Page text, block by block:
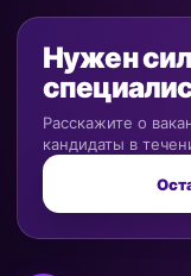
Нужен
Расскажите о
кандидаты в